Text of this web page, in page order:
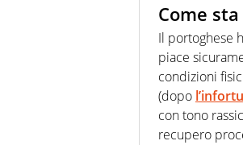
Come
Il portoghese
piace
condizioni
(dopo
con tono
recupero